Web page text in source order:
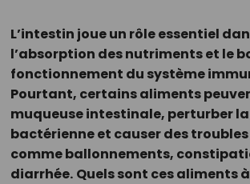
L’intestin joue un rôle essentiel
l’absorption des nutriments et le
fonctionnement du système
Pourtant, certains aliments
muqueuse intestinale, perturber
bactérienne et causer des
comme ballonnements,
diarrhée. Quels sont ces aliments